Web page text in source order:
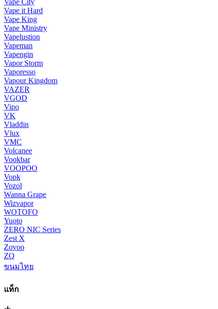
Vape City
Vape it Hard
Vape King
Vape Ministry
Vapelustion
Vapeman
Vapengin
Vapor Storm
Vaporesso
Vapour Kingdom
VAZER
VGOD
Vipo
VK
Vladdin
Vlux
VMC
Volcanee
Vookbar
VOOPOO
Vopk
Vozol
Wanna Grape
Wizvapor
WOTOFO
Yuoto
ZERO NIC Series
Zest X
Zovoo
ZQ
ขนมไทย
แท็ก